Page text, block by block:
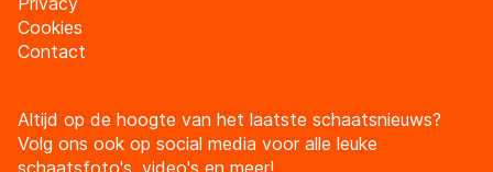
Cookies
Contact
Altijd op de hoogte van het laatste schaatsnieuws?
Volg ons ook op social media voor alle leuke